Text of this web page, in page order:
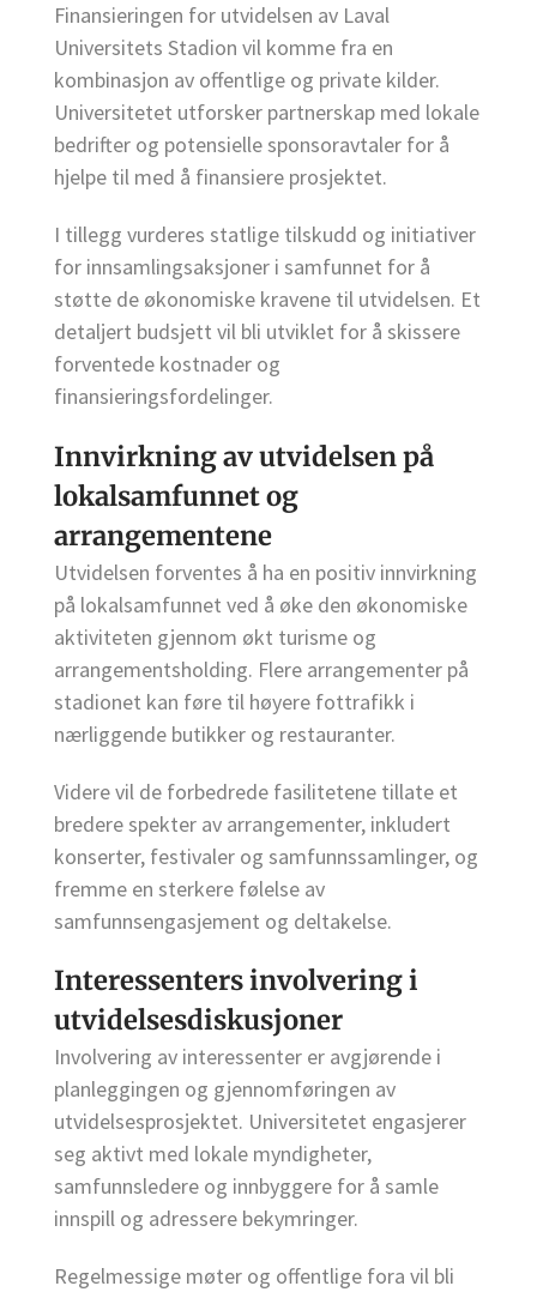
Finansieringen for utvidelsen av Laval
Universitets Stadion vil komme fra en
kombinasjon av offentlige og private kilder.
Universitetet utforsker partnerskap med lokale
bedrifter og potensielle sponsoravtaler for å
hjelpe til med å finansiere prosjektet.
I tillegg vurderes statlige tilskudd og initiativer
for innsamlingsaksjoner i samfunnet for å
støtte de økonomiske kravene til utvidelsen. Et
detaljert budsjett vil bli utviklet for å skissere
forventede kostnader og
finansieringsfordelinger.
Innvirkning av utvidelsen på
lokalsamfunnet og
arrangementene
Utvidelsen forventes å ha en positiv innvirkning
på lokalsamfunnet ved å øke den økonomiske
aktiviteten gjennom økt turisme og
arrangementsholding. Flere arrangementer på
stadionet kan føre til høyere fottrafikk i
nærliggende butikker og restauranter.
Videre vil de forbedrede fasilitetene tillate et
bredere spekter av arrangementer, inkludert
konserter, festivaler og samfunnssamlinger, og
fremme en sterkere følelse av
samfunnsengasjement og deltakelse.
Interessenters involvering i
utvidelsesdiskusjoner
Involvering av interessenter er avgjørende i
planleggingen og gjennomføringen av
utvidelsesprosjektet. Universitetet engasjerer
seg aktivt med lokale myndigheter,
samfunnsledere og innbyggere for å samle
innspill og adressere bekymringer.
Regelmessige møter og offentlige fora vil bli